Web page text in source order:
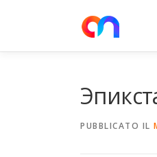
PUBBLICATO IL